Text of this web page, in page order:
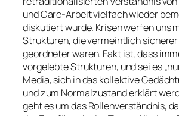
und Care-Arbeit vielfach wieder
diskutiert wurde. Krisen werfen uns
Strukturen, die vermeintlich
geordneter waren. Fakt ist, dass
vorgelebte Strukturen, und sei es
Media, sich in das kollektive
und zum Normalzustand erklärt
geht es um das Rollenverständnis,